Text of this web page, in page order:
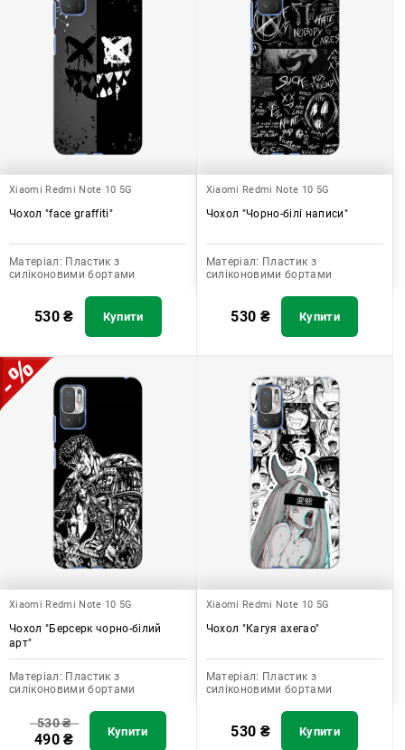
Xiaomi Redmi Note 10 5G
Чохол "face graffiti"
Матеріал: Пластик з
силіконовими бортами
530₴ Купити
Xiaomi Redmi Note 10 5G
Чохол "Чорно-білі написи"
Матеріал: Пластик з
силіконовими бортами
530 ₴ Купити
Xiaomi Redmi Note 10 5G
Чохол "Берсерк чорно-білий
арт"
Матеріал: Пластик з
силіконовими бортами
530₴
490₴ Купити
Xiaomi Redmi Note 10 5G
Чохол "Кагуя ахегао"
Матеріал: Пластик з
силіконовими бортами
530 ₴ Купити